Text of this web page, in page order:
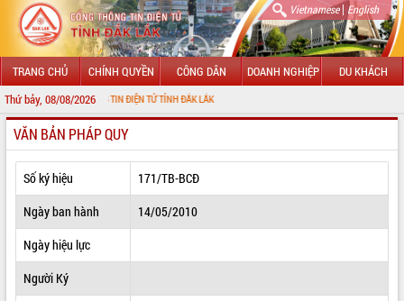
Vietnamese| English
TRANG CHỦ CHÍNH QUYỀN CÔNG DÂN DOANH NGHIỆP DU KHÁCH
Thứ bảy, 08/08/2026
THÔNG TIN ĐIỆN TỬ TỈNH ĐẮK LẮK
GIỚI THIỆU
LÃNH ĐẠO UBND TỈNH
TIN TỨC SỰ KIỆN
SỞ, BAN, NGÀNH
UBND CÁC XÃ, PHƯỜNG
VĂN BẢN PHÁP QUY
Số ký hiệu
171/TB-BCĐ
Ngày ban hành
14/05/2010
Ngày hiệu lực
Người Ký